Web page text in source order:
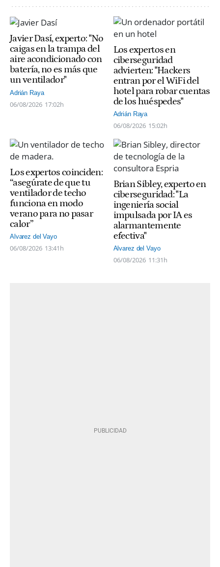
Javier Dasí, experto: "No
caigas en la trampa del
aire acondicionado con
batería, no es más que
un ventilador"
Adrián Raya
06/08/2026 17:02h
Los expertos en
ciberseguridad
advierten: "Hackers
entran por el WiFi del
hotel para robar cuentas
de los huéspedes"
Adrián Raya
06/08/2026 15:02h
Los expertos coinciden:
“asegúrate de que tu
ventilador de techo
funciona en modo
verano para no pasar
calor”
Alvarez del Vayo
06/08/2026 13:41h
Brian Sibley, experto en
ciberseguridad: "La
ingeniería social
impulsada por IA es
alarmantemente
efectiva"
Alvarez del Vayo
06/08/2026 11:31h